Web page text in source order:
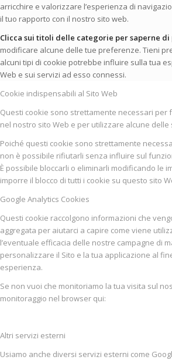
arricchire e valorizzare l’esperienza di
il tuo rapporto con il nostro sito web.
Clicca sui titoli delle categorie per saperne di
modificare alcune delle tue preferenze. Tieni
alcuni tipi di cookie potrebbe influire sulla tua
Web e sui servizi ad esso connessi.
Cookie indispensabili al Sito Web
Questi cookie sono strettamente necessari per
nel nostro sito Web e per utilizzare alcune
Poiché questi cookie sono strettamente
non è possibile rifiutarli senza influire sul
È possibile bloccarli o eliminarli modificando le
imporre il blocco di tutti i cookie su questo sito
Google Analytics Cookies
Questi cookie raccolgono informazioni che
aggregata per aiutarci a capire come viene
l’eventuale efficacia delle nostre campagne di
personalizzare il Sito e la tua applicazione al
esperienza.
Se non vuoi che monitoriamo la tua visita sul
monitoraggio nel browser qui:
Altri servizi esterni
Usiamo anche diversi servizi esterni come